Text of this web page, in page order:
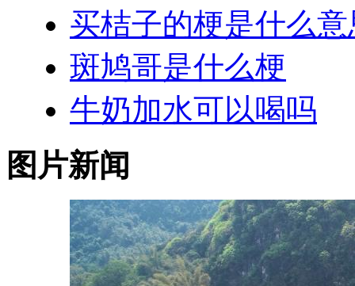
买桔子的梗是什么意
斑鸠哥是什么梗
牛奶加水可以喝吗
图片新闻